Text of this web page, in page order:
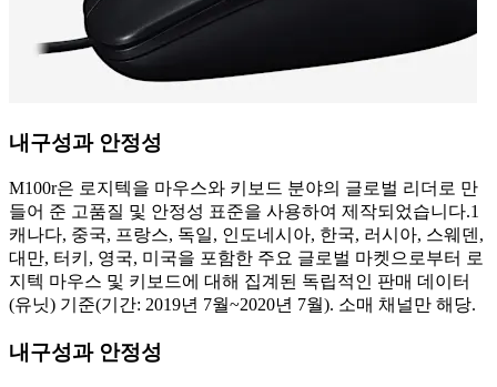
내구성과 안정성
M100r은 로지텍을 마우스와 키보드 분야의 글로벌 리더로 만
들어 준 고품질 및 안정성 표준을 사용하여 제작되었습니다.1
캐나다, 중국, 프랑스, 독일, 인도네시아, 한국, 러시아, 스웨덴,
대만, 터키, 영국, 미국을 포함한 주요 글로벌 마켓으로부터 로
지텍 마우스 및 키보드에 대해 집계된 독립적인 판매 데이터
(유닛) 기준(기간: 2019년 7월~2020년 7월). 소매 채널만 해당.
내구성과 안정성